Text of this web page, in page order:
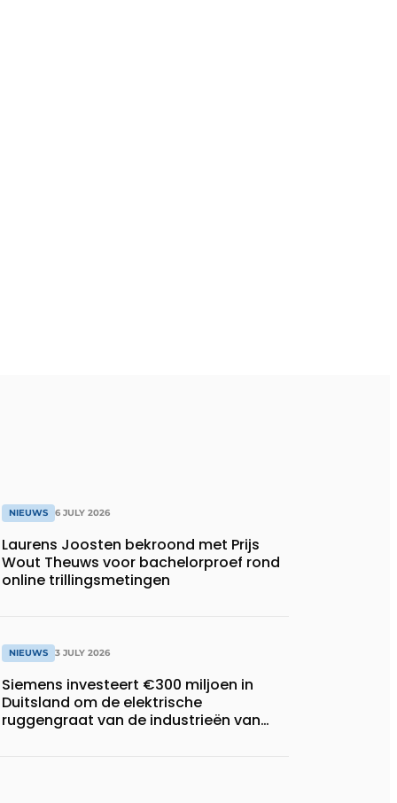
NIEUWS 6 JULY 2026
Laurens Joosten bekroond met Prijs
Wout Theuws voor bachelorproef rond
online trillingsmetingen
NIEUWS 3 JULY 2026
Siemens investeert €300 miljoen in
Duitsland om de elektrische
ruggengraat van de industrieën van